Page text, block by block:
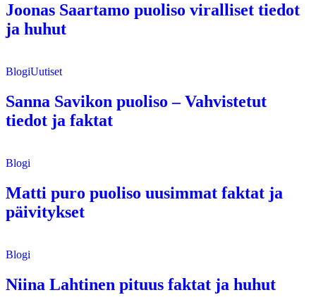
Joonas Saartamo puoliso viralliset tiedot
ja huhut
BlogiUutiset
Sanna Savikon puoliso – Vahvistetut
tiedot ja faktat
Blogi
Matti puro puoliso uusimmat faktat ja
päivitykset
Blogi
Niina Lahtinen pituus faktat ja huhut